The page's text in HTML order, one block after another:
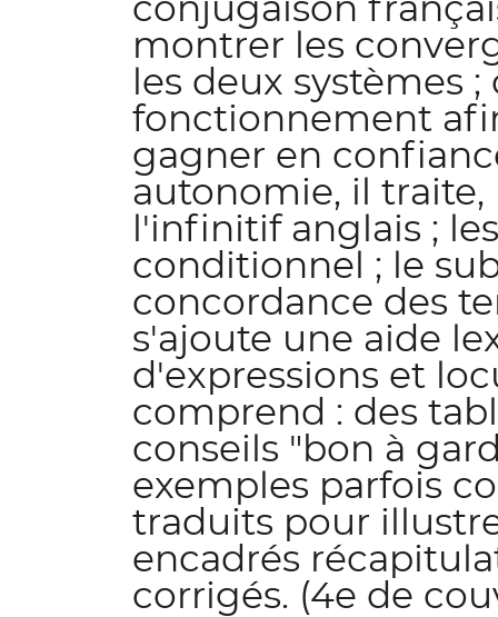
conjugaison
montrer les
les deux systèmes
fonctionnement
gagner en
autonomie, il traite,
l'infinitif anglais ;
conditionnel ; le
concordance des
s'ajoute une aide
d'expressions et
comprend : des
conseils "bon à
exemples parfois
traduits pour
encadrés
corrigés. (4e de